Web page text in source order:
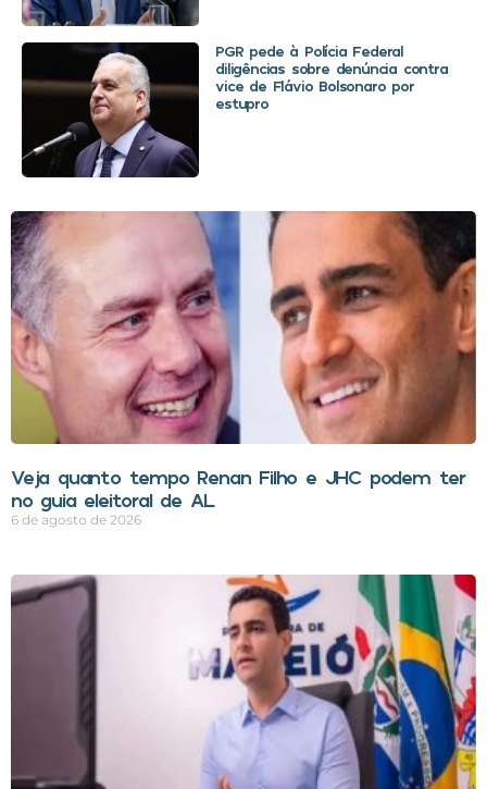
PGR pede à Polícia Federal
diligências sobre denúncia contra
vice de Flávio Bolsonaro por
estupro
Veja quanto tempo Renan Filho e JHC podem ter
no guia eleitoral de AL
6 de agosto de 2026